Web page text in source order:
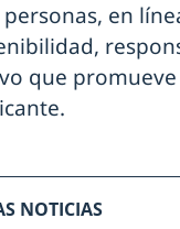
en
que promueve
NOTICIAS